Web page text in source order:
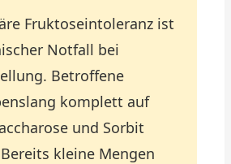
Fruktoseintoleranz ist
Notfall bei
Betroffene
komplett auf
und Sorbit
kleine Mengen